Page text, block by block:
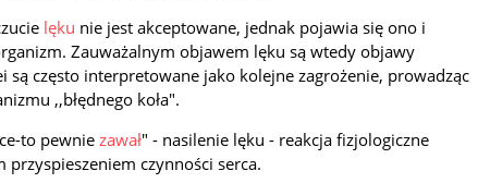
lęku nie jest akceptowane, jednak pojawia się ono i
Zauważalnym objawem lęku są wtedy objawy
są często interpretowane jako kolejne zagrożenie, prowadząc
,,błędnego koła".
to pewnie zawał" - nasilenie lęku - reakcja fizjologiczne
przyspieszeniem czynności serca.